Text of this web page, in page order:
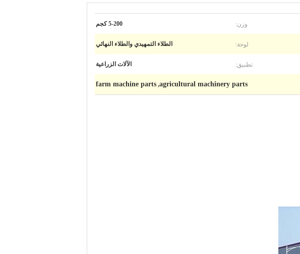
وزن: 5-200 كجم
لوحة: الطلاء التمهيدي والطلاء النهائي
تطبيق: الآلات الزراعية
agricultural machinery parts
,
farm machine parts